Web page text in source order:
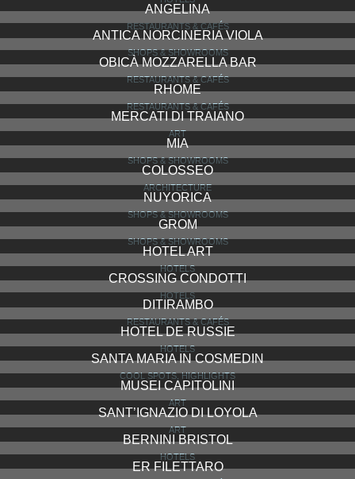
ANGELINA
RESTAURANTS & CAFÉS
ANTICA NORCINERIA VIOLA
SHOPS & SHOWROOMS
OBICÀ MOZZARELLA BAR
RESTAURANTS & CAFÉS
RHOME
RESTAURANTS & CAFÉS
MERCATI DI TRAIANO
ART
MIA
SHOPS & SHOWROOMS
COLOSSEO
ARCHITECTURE
NUYORICA
SHOPS & SHOWROOMS
GROM
SHOPS & SHOWROOMS
HOTEL ART
HOTELS
CROSSING CONDOTTI
HOTELS
DITIRAMBO
RESTAURANTS & CAFÉS
HOTEL DE RUSSIE
HOTELS
SANTA MARIA IN COSMEDIN
COOL SPOTS, HIGHLIGHTS
MUSEI CAPITOLINI
ART
SANT’IGNAZIO DI LOYOLA
ART
BERNINI BRISTOL
HOTELS
ER FILETTARO